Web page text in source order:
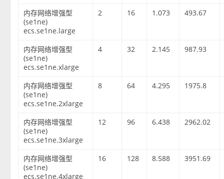
内存网络增强型
(se1ne)
ecs.se1ne.large
2 16 1.073 493.67
内存网络增强型
(se1ne)
ecs.se1ne.xlarge
4 32 2.145 987.93
内存网络增强型
(se1ne)
ecs.se1ne.2xlarge
8 64 4.295 1975.8
内存网络增强型
(se1ne)
ecs.se1ne.3xlarge
12 96 6.438 2962.02
内存网络增强型
(se1ne)
ecs.se1ne.4xlarge
16 128 8.588 3951.69